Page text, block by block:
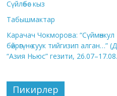
Сүйлөбөс кыз
Табышмактар
Карачач Чокморова: “Сүймөнкул
бөйрөгүнө суук тийгизип
“Азия Ньюс” гезити,
Пикирлер